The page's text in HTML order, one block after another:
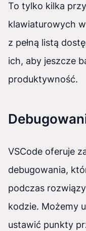
To tylko kilka
klawiaturowych w
z pełną listą
ich, aby jeszcze
produktywność.
VSCode oferuje
debugowania,
podczas
kodzie. Możemy
ustawić punkty